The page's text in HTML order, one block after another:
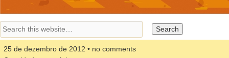
25 de dezembro de 2012 • no comments